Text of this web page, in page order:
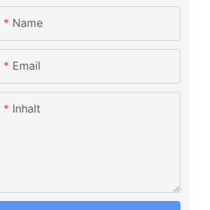
Name
Email
Inhalt